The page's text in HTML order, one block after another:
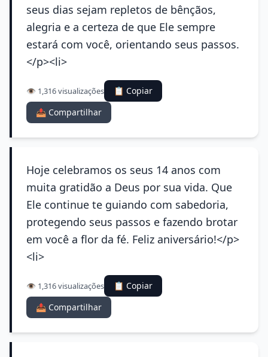
seus dias sejam repletos de bênçãos,
alegria e a certeza de que Ele sempre
estará com você, orientando seus passos.
</p><li>
👁️ 1,316 visualizações
📋 Copiar
📤 Compartilhar
Hoje celebramos os seus 14 anos com
muita gratidão a Deus por sua vida. Que
Ele continue te guiando com sabedoria,
protegendo seus passos e fazendo brotar
em você a flor da fé. Feliz aniversário!</p>
<li>
👁️ 1,316 visualizações
📋 Copiar
📤 Compartilhar